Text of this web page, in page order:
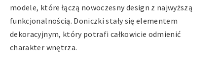
modele, które łączą nowoczesny design z najwyższą
funkcjonalnością. Doniczki stały się elementem
dekoracyjnym, który potrafi całkowicie odmienić
charakter wnętrza.